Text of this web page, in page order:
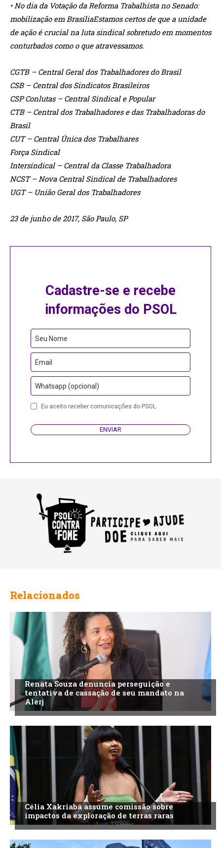
• No dia da Votação da Reforma Trabalhista no Senado:
mobilização em BrasíliaEstamos certos de que a unidade
de ação é crucial na luta sindical sobretudo em momentos
conturbados como o que atravessamos.
CGTB – Central Geral dos Trabalhadores do Brasil
CSB – Central dos Sindicatos Brasileiros
CSP Conlutas – Central Sindical e Popular
CTB – Central dos Trabalhadores e das Trabalhadoras do
Brasil
CUT – Central Única dos Trabalhares
Força Sindical
Intersindical – Central da Classe Trabalhadora
NCST – Nova Central Sindical de Trabalhadores
UGT – União Geral dos Trabalhadores
23 de junho de 2017, São Paulo, SP
Cadastre-se e recebe
informações do PSOL
Seu Nome
Email
Whatsapp (opcional)
Company
Eu aceito receber comunicações do PSOL.
ENVIAR
Relacionados
Renata Souza denuncia perseguição e
tentativa de cassação de seu mandato na
Alerj
Célia Xakriabá assume comissão sobre
impactos da exploração de terras raras